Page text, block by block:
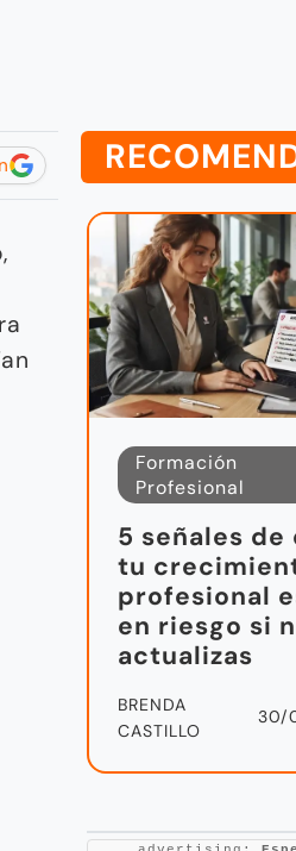
Formación
Profesional
5 señales de
tu
profesional
en riesgo si
actualizas
BRENDA
CASTILLO
30/